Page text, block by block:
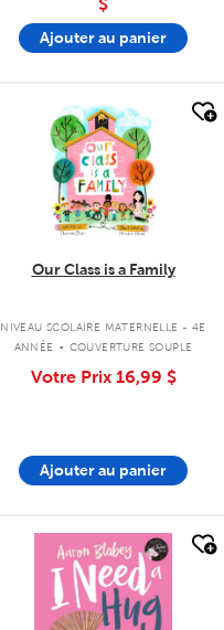
$
Ajouter au panier
quick look
Our Class is a Family
NIVEAU SCOLAIRE MATERNELLE - 4E
ANNÉE . COUVERTURE SOUPLE
Votre Prix 16,99 $
Ajouter au panier
quick look